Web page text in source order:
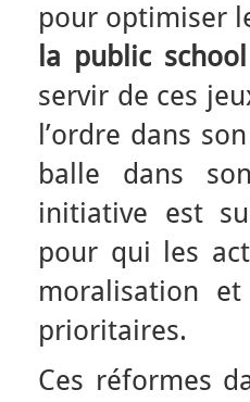
pour optimiser
la public
servir de ces
l’ordre dans
balle dans
initiative est
pour qui les
moralisation
prioritaires.
Ces réformes